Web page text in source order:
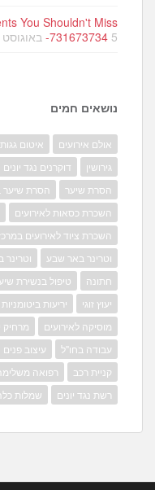
You Shouldn't Miss
-731673734 5 באוגוסט 2026
נושאים חמים
אולם אירועים איטום גגות
גירושין
דוקרנים נגד יונים
הסרת שיער
הסרת שיער
השכרת כסאות לאירועים
השכרת ציוד לאירועים
וטרינר באר שבע
חתונה
טיפול בנשירת
יעוץ זוגי
יריעות ביטומניות
מוסיקה לאירועים
מרחיק
עבודה בחו"ל
עיצוב פנים
קניית רכב
רפואה
רשת נגד יונים
שמלות